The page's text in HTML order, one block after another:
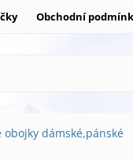
Obchodní
obojky dámské,pánské